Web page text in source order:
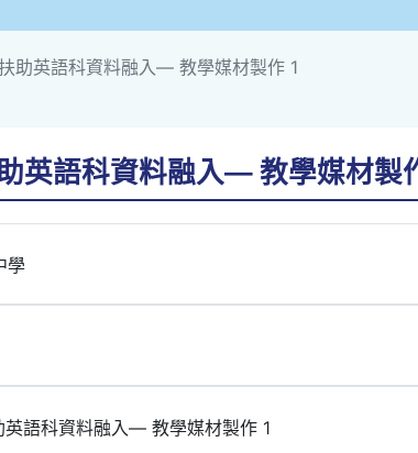
助英語科資料融入— 教學媒材製作 1
英語科資料融入— 教學媒材製
學
語科資料融入— 教學媒材製作 1